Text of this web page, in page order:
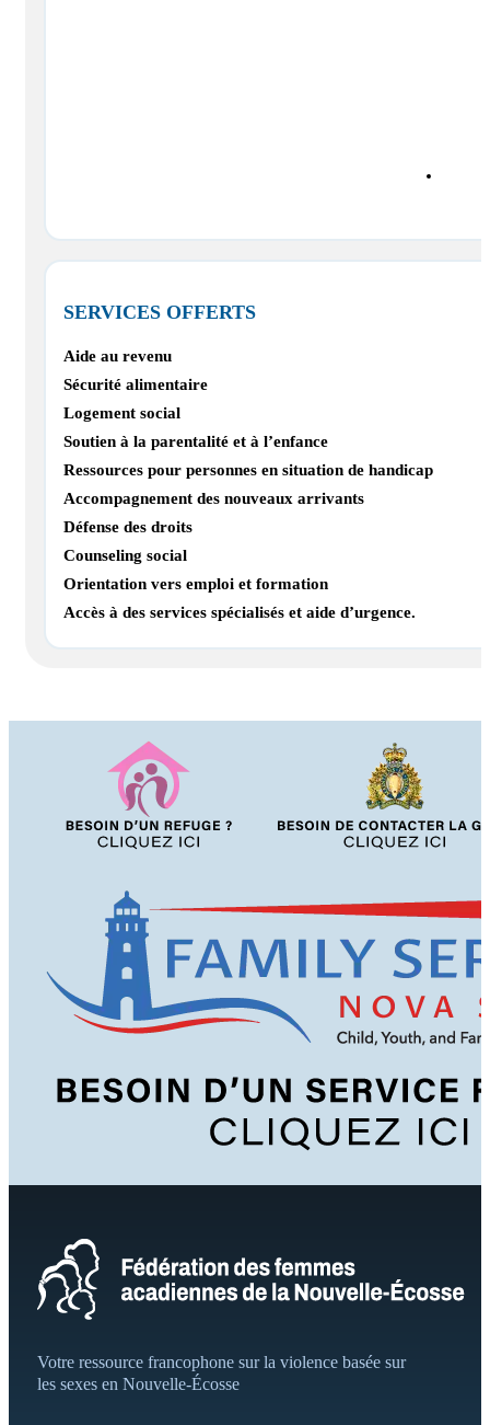
SERVICES OFFERTS
Aide au revenu
Sécurité alimentaire
Logement social
Soutien à la parentalité et à l’enfance
Ressources pour personnes en situation de handicap
Accompagnement des nouveaux arrivants
Défense des droits
Counseling social
Orientation vers emploi et formation
Accès à des services spécialisés et aide d’urgence.
Votre ressource francophone sur la violence basée sur
les sexes en Nouvelle-Écosse